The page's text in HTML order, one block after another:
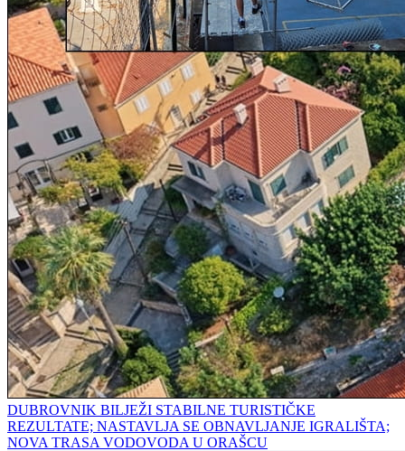
DUBROVNIK BILJEŽI STABILNE TURISTIČKE
REZULTATE; NASTAVLJA SE OBNAVLJANJE IGRALIŠTA;
NOVA TRASA VODOVODA U ORAŠCU